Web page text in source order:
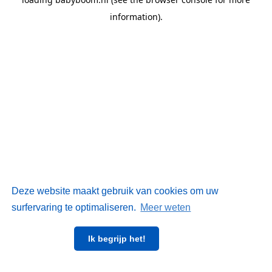
Deze website maakt gebruik van cookies om uw
surfervaring te optimaliseren. Meer weten
Ik begrijp het!
information).